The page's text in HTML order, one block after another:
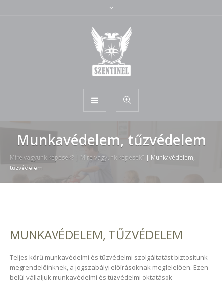
Munkavédelem, tűzvédelem
Mire vagyunk képesek? | Mire vagyunk képesek? | Munkavédelem,
tűzvédelem
MUNKAVÉDELEM, TŰZVÉDELEM
Teljes körű munkavédelmi és tűzvédelmi szolgáltatást biztosítunk
megrendelőinknek, a jogszabályi előírásoknak megfelelően. Ezen
belül vállaljuk munkavédelmi és tűzvédelmi oktatások